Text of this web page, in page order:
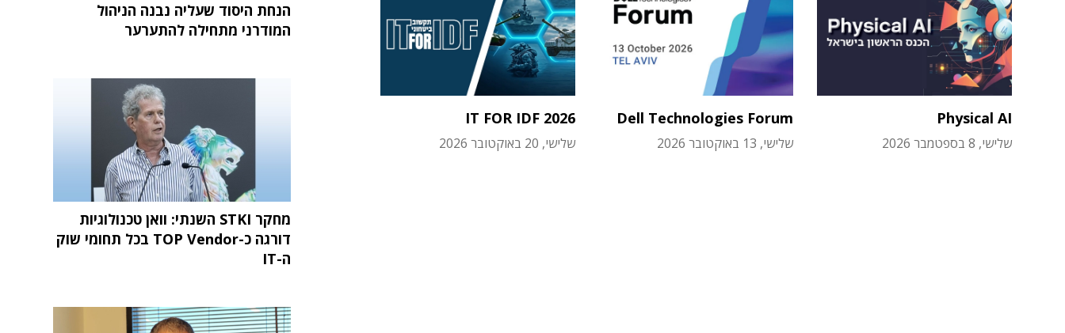
Physical AI
שלישי, 8 בספטמבר 2026
Dell Technologies Forum
שלישי, 13 באוקטובר 2026
IT FOR IDF 2026
שלישי, 20 באוקטובר 2026
הנחת היסוד שעליה נבנה הניהול
המודרני מתחילה להתערער
מחקר STKI השנתי: וואן טכנולוגיות
דורגה כ-TOP Vendor בכל תחומי שוק
ה-IT